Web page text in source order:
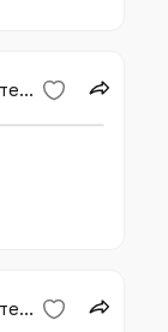
«Қарағанды медицина университеті» КЕАҚ
«Қарағанды медицина университеті» КЕАҚ